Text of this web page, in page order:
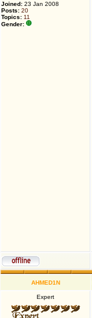
Joined: 23 Jan 2008
Posts: 20
Topics: 11
Gender:
AHMED1N
Expert